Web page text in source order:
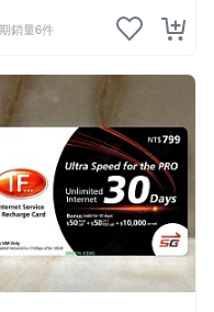
銷量6件